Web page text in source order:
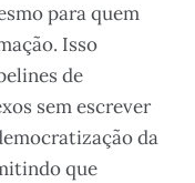
para quem
Isso
de
sem escrever
da
que